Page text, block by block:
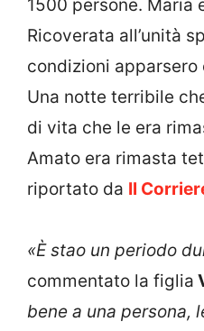
1500 persone. Maria
Ricoverata all’unità
condizioni
Una notte terribile
di vita che le era
Amato era rimasta
riportato da Il
«È stao un periodo
commentato la figlia
bene a una persona,